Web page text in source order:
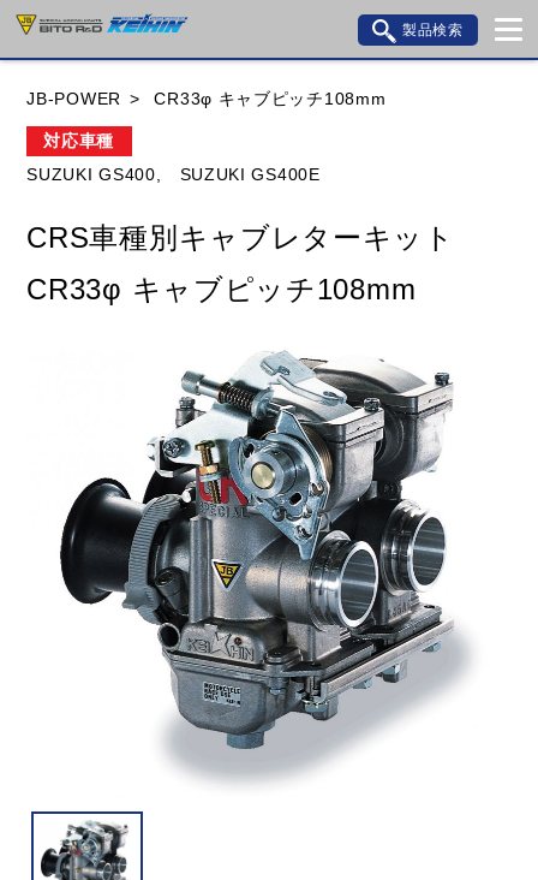
製品検索
閉じる
JB-POWER CR33φ キャブピッチ108mm
対応車種
SUZUKI GS400,
SUZUKI GS400E
CRS車種別キャブレターキット
CR33φ キャブピッチ108mm